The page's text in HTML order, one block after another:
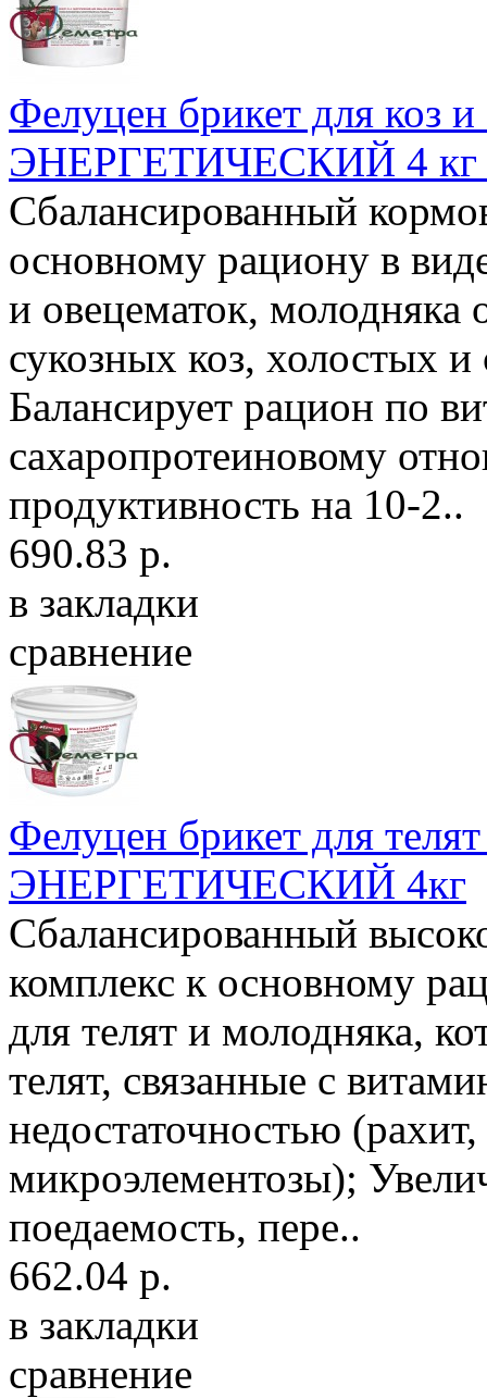
Фелуцен брикет для коз и
ЭНЕРГЕТИЧЕСКИЙ 4 кг
Сбалансированный
основному рациону в
и овецематок, молодняка
сукозных коз, холостых
Балансирует рацион по
сахаропротеиновому
продуктивность на 10-2..
690.83 р.
в закладки
сравнение
Фелуцен брикет для
ЭНЕРГЕТИЧЕСКИЙ 4кг
Сбалансированный
комплекс к основному
для телят и молодняка,
телят, связанные с
недостаточностью
микроэлементозы);
поедаемость, пере..
662.04 р.
в закладки
сравнение